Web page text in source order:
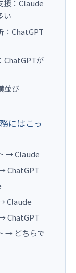
援：Claude
い
：ChatGPT
ChatGPTが
並び
にはこっ
→ Claude
ChatGPT
Claude
ChatGPT
→ どちらで